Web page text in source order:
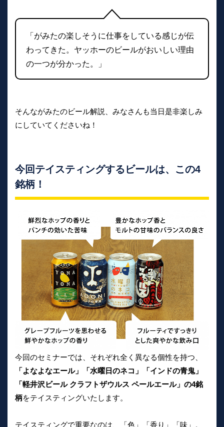
「がみたの楽しそうに仕事をしている感じが伝
わってきた。ヤッホーのビールがおいしい理由
の一つが分かった。」
そんながみたのビール解説、みなさんも当日是非楽しみ
にしていてくださいね！
今回テイスティングするビールは、この4
銘柄！
今回のセミナーでは、それぞれ全く異なる個性を持つ、
「よなよなエール」「水曜日のネコ」「インドの青鬼」
「軽井沢ビール クラフトザウルス ペールエール」の4銘
柄をテイスティングいたします。
テイスティングで重要なのは、「色」「香り」「味」。